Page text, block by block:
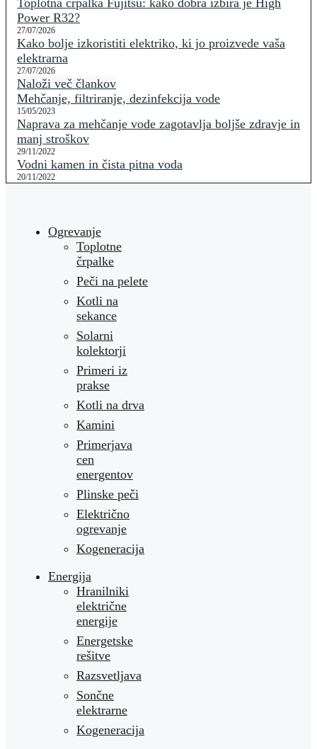
Toplotna črpalka Fujitsu: kako dobra izbira je High
Power R32?
27/07/2026
Kako bolje izkoristiti elektriko, ki jo proizvede vaša
elektrarna
27/07/2026
Naloži več člankov
Mehčanje, filtriranje, dezinfekcija vode
15/05/2023
Naprava za mehčanje vode zagotavlja boljše zdravje in
manj stroškov
29/11/2022
Vodni kamen in čista pitna voda
20/11/2022
Ogrevanje
Toplotne
črpalke
Peči na pelete
Kotli na
sekance
Solarni
kolektorji
Primeri iz
prakse
Kotli na drva
Kamini
Primerjava
cen
energentov
Plinske peči
Električno
ogrevanje
Kogeneracija
Energija
Hranilniki
električne
energije
Energetske
rešitve
Razsvetljava
Sončne
elektrarne
Kogeneracija